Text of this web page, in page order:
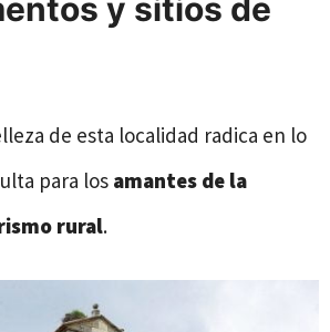
y sitios de
de esta localidad radica en lo
para los amantes de la
rural.